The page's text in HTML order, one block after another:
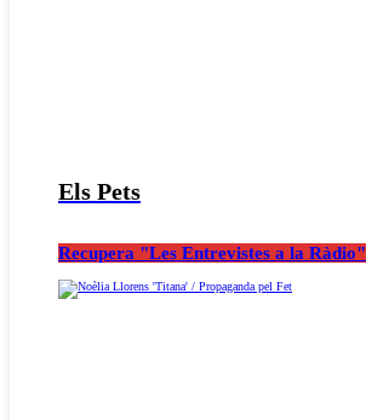
Els Pets
Recupera "Les Entrevistes a la Ràdio"